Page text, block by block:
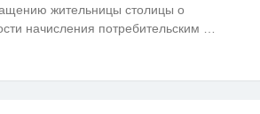
жительницы столицы о
начисления потребительским